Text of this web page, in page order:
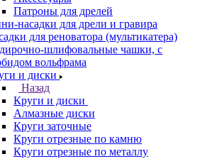
Патроны для дрелей
насадки для дрели и гравира
для реноватора (мультикатера)
шлифовальные чашки, с
вольфрама
и диски
Назад
Круги и диски
Алмазные диски
Круги заточные
Круги отрезные по камню
Круги отрезные по металлу